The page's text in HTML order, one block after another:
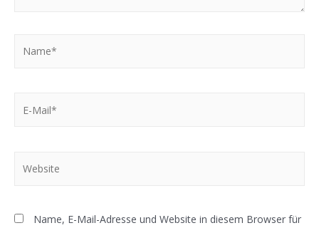
Mail*
Name, E-Mail-Adresse und Website in diesem Browser für